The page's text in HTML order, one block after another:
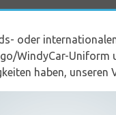
oder
WindyCar-Uniform
haben,